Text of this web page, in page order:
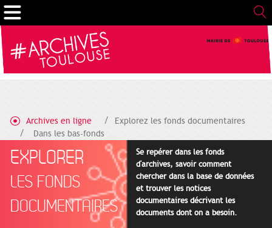
Archives en ligne
Explorez les fonds documentaires
Dans les bas-fonds
EXPLORER
LES FONDS
DOCUMENTAIRES
Se repérer dans les fonds
d'archives, savoir comment
chercher dans la base de données
et trouver les notices
documentaires décrivant les
documents dont on a besoin.
Gestion de vos préférences sur les cookies